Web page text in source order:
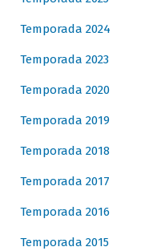
Temporada 2024
Temporada 2023
Temporada 2020
Temporada 2019
Temporada 2018
Temporada 2017
Temporada 2016
Temporada 2015